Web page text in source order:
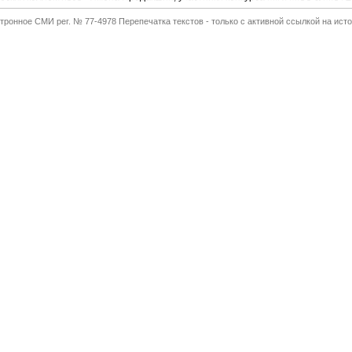
СМИ рег. № 77-4978 Перепечатка текстов - только с активной ссылкой на